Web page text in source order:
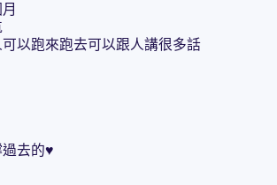
以跑來跑去可以跟人講很多話
去的♥